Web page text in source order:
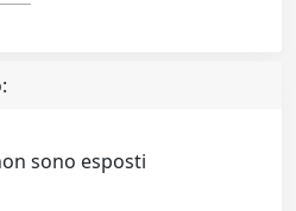
sono esposti